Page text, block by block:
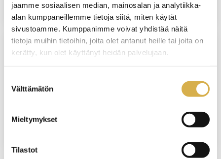
jaamme sosiaalisen median, mainosalan ja analytiikka-
alan kumppaneillemme tietoja siitä, miten käytät
sivustoamme. Kumppanimme voivat yhdistää näitä
tietoja muihin tietoihin, joita olet antanut heille tai joita on
kerätty, kun olet käyttänyt heidän palvelujaan.
valinta
Välttämätön
Mieltymykset
Tilastot
VANTAA
Matkailupalvelujen ammattitutkinto,
JATKUVA HAKU